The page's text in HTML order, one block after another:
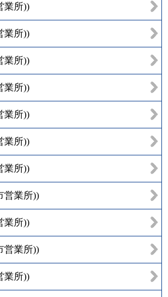
業所))
業所))
業所))
業所))
業所))
業所))
業所))
営業所))
業所))
営業所))
業所))